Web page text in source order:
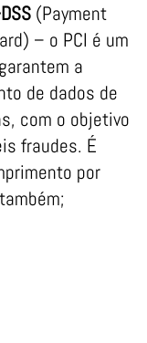
(Payment
– o PCI é um
a
de dados de
com o objetivo
fraudes. É
por